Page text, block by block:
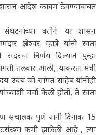
शासन आदेश कायम ठेवण्याबाबत
वतीने या शासन
ज्ञानेश्वर म्हात्रे यांनी स्वतः
सदरचा निर्णय दिल्याने पुन्हा
तलवार आली, याकरता मंत्री
उदय जी सामंत साहेब यांनीही
चर्चा केली होती, ते स्वतः
संचालक पुणे यांनी दिनांक 15
कमी झालेली आहे , त्या